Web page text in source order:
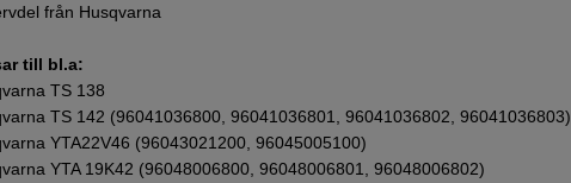
från Husqvarna
till bl.a:
TS 138
TS 142 (96041036800, 96041036801, 96041036802, 96041036803)
YTA22V46 (96043021200, 96045005100)
YTA 19K42 (96048006800, 96048006801, 96048006802)